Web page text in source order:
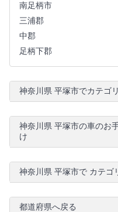
南足柄市
三浦郡
中郡
足柄下郡
神奈川県 平塚市でカテゴ
神奈川県 平塚市の車のお
け
神奈川県 平塚市で カテゴ
都道府県へ戻る